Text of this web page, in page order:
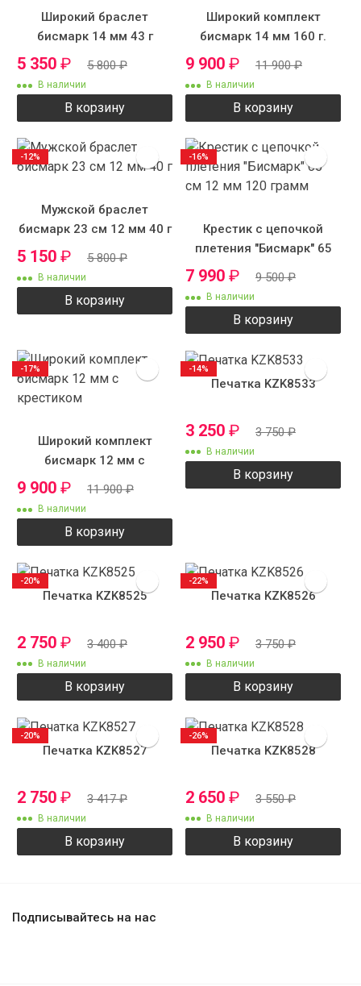
Широкий браслет
бисмарк 14 мм 43 г
5 350 ₽ 5 800₽
В наличии
В корзину
Широкий комплект
бисмарк 14 мм 160 г.
9 900 ₽ 11 900₽
В наличии
В корзину
Мужской браслет
бисмарк 23 см 12 мм 40 г
5 150 ₽ 5 800₽
В наличии
В корзину
-12%
Крестик с цепочкой
плетения "Бисмарк" 65
см 12 мм 120 грамм
7 990 ₽ 9 500₽
В наличии
В корзину
-16%
Широкий комплект
бисмарк 12 мм с
крестиком
9 900 ₽ 11 900₽
В наличии
В корзину
-17%
Печатка KZK8533
3 250 ₽ 3 750₽
В наличии
В корзину
-14%
Печатка KZK8525
2 750 ₽ 3 400₽
В наличии
В корзину
-20%
Печатка KZK8526
2 950 ₽ 3 750₽
В наличии
В корзину
-22%
Печатка KZK8527
2 750 ₽ 3 417₽
В наличии
В корзину
-20%
Печатка KZK8528
2 650 ₽ 3 550₽
В наличии
В корзину
-26%
Подписывайтесь на нас